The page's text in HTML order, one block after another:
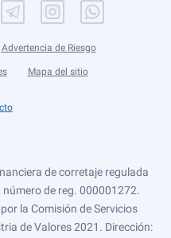
Advertencia de Riesgo
Mapa del sitio
de corretaje regulada
número de reg. 000001272.
la Comisión de Servicios
de Valores 2021. Dirección: